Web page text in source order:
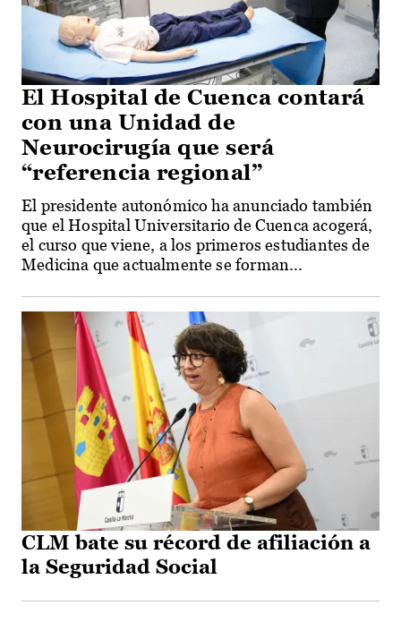
El Hospital de Cuenca contará
con una Unidad de
Neurocirugía que será
“referencia regional”
El presidente autonómico ha anunciado también
que el Hospital Universitario de Cuenca acogerá,
el curso que viene, a los primeros estudiantes de
Medicina que actualmente se forman...
CLM bate su récord de afiliación a
la Seguridad Social